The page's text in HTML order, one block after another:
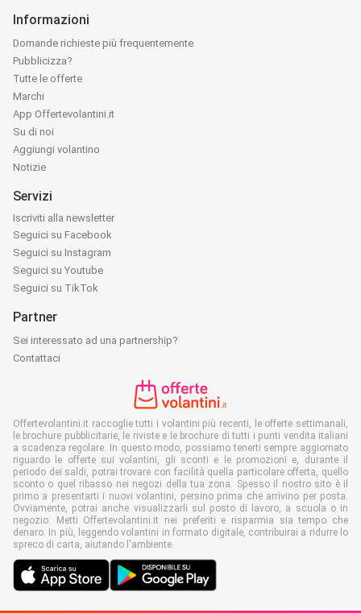
Informazioni
Domande richieste più frequentemente
Pubblicizza?
Tutte le offerte
Marchi
App Offertevolantini.it
Su di noi
Aggiungi volantino
Notizie
Servizi
Iscriviti alla newsletter
Seguici su Facebook
Seguici su Instagram
Seguici su Youtube
Seguici su TikTok
Partner
Sei interessato ad una partnership?
Contattaci
Offertevolantini.it raccoglie tutti i volantini più recenti, le offerte settimanali,
le brochure pubblicitarie, le riviste e le brochure di tutti i punti vendita italiani
a scadenza regolare. In questo modo, possiamo tenerti sempre aggiornato
riguardo le offerte sui volantini, gli sconti e le promozioni e, durante il
periodo dei saldi, potrai trovare con facilità quella particolare offerta, quello
sconto o quel ribasso nei negozi della tua zona. Spesso il nostro sito è il
primo a presentarti i nuovi volantini, persino prima che arrivino per posta.
Ovviamente, potrai anche visualizzarli sul posto di lavoro, a scuola o in
negozio. Metti Offertevolantini.it nei preferiti e risparmia sia tempo che
denaro. In più, leggendo volantini in formato digitale, contribuirai a ridurre lo
spreco di carta, aiutando l'ambiente.